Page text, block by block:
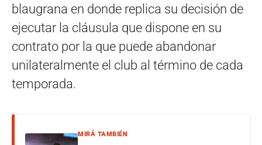
blaugrana en donde replica su decisión de
ejecutar la cláusula que dispone en su
contrato por la que puede abandonar
unilateralmente el club al término de cada
temporada.
MIRÁ TAMBIÉN